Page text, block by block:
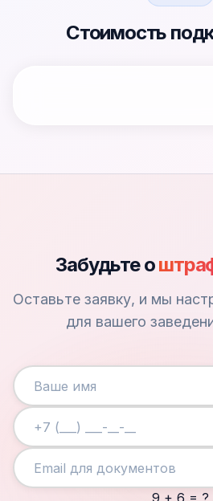
Стоимость
Забудьте о
Оставьте заявку, и мы
для вашего
9 + 6 = ?